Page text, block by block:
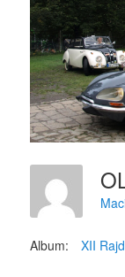
Album: XII Rajd